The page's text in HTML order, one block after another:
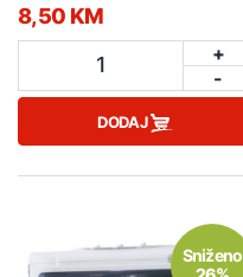
8,50 KM
1
+
-
DODAJ
Sniženo